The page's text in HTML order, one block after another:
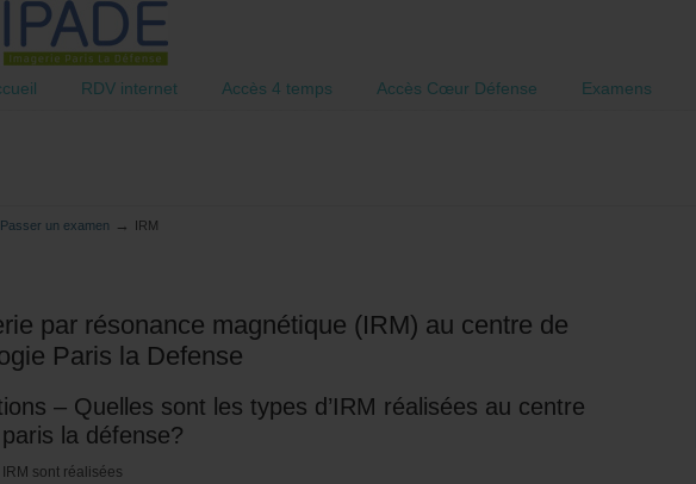
RDV internet Accès 4 temps Accès Cœur Défense Examens
Passer un examen → IRM
par résonance magnétique (IRM) au centre de
Paris la Defense
– Quelles sont les types d’IRM réalisées au centre
paris la défense?
sont réalisées